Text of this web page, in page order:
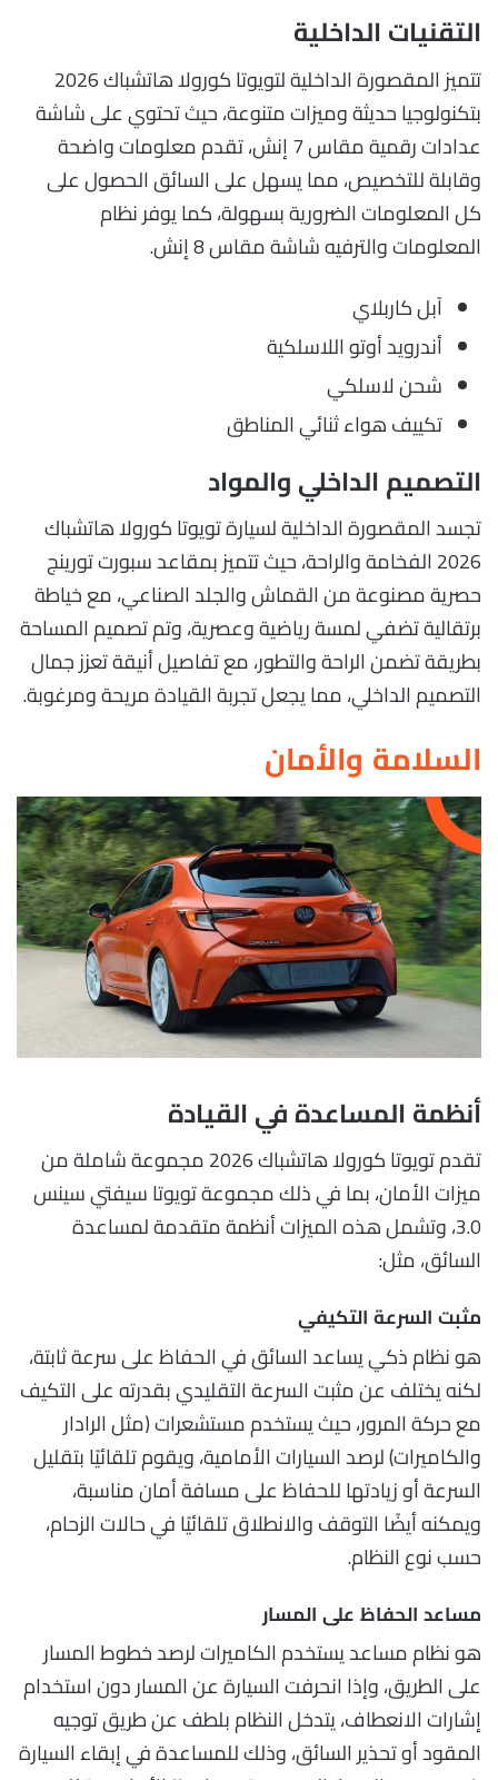
التقنيات الداخلية
تتميز المقصورة الداخلية لتويوتا كورولا هاتشباك 2026
بتكنولوجيا حديثة وميزات متنوعة، حيث تحتوي على شاشة
عدادات رقمية مقاس 7 إنش، تقدم معلومات واضحة
وقابلة للتخصيص، مما يسهل على السائق الحصول على
كل المعلومات الضرورية بسهولة، كما يوفر نظام
المعلومات والترفيه شاشة مقاس 8 إنش.
آبل كاربلاي
أندرويد أوتو اللاسلكية
شحن لاسلكي
تكييف هواء ثنائي المناطق
التصميم الداخلي والمواد
تجسد المقصورة الداخلية لسيارة تويوتا كورولا هاتشباك
2026 الفخامة والراحة، حيث تتميز بمقاعد سبورت تورينج
حصرية مصنوعة من القماش والجلد الصناعي، مع خياطة
برتقالية تضفي لمسة رياضية وعصرية، وتم تصميم المساحة
بطريقة تضمن الراحة والتطور، مع تفاصيل أنيقة تعزز جمال
التصميم الداخلي، مما يجعل تجربة القيادة مريحة ومرغوبة.
السلامة والأمان
أنظمة المساعدة في القيادة
تقدم تويوتا كورولا هاتشباك 2026 مجموعة شاملة من
ميزات الأمان، بما في ذلك مجموعة تويوتا سيفتي سينس
3.0، وتشمل هذه الميزات أنظمة متقدمة لمساعدة
السائق، مثل:
مثبت السرعة التكيفي
هو نظام ذكي يساعد السائق في الحفاظ على سرعة ثابتة،
لكنه يختلف عن مثبت السرعة التقليدي بقدرته على التكيف
مع حركة المرور، حيث يستخدم مستشعرات (مثل الرادار
والكاميرات) لرصد السيارات الأمامية، ويقوم تلقائيًا بتقليل
السرعة أو زيادتها للحفاظ على مسافة أمان مناسبة،
ويمكنه أيضًا التوقف والانطلاق تلقائيًا في حالات الزحام،
حسب نوع النظام.
مساعد الحفاظ على المسار
هو نظام مساعد يستخدم الكاميرات لرصد خطوط المسار
على الطريق، وإذا انحرفت السيارة عن المسار دون استخدام
إشارات الانعطاف، يتدخل النظام بلطف عن طريق توجيه
المقود أو تحذير السائق، وذلك للمساعدة في إبقاء السيارة